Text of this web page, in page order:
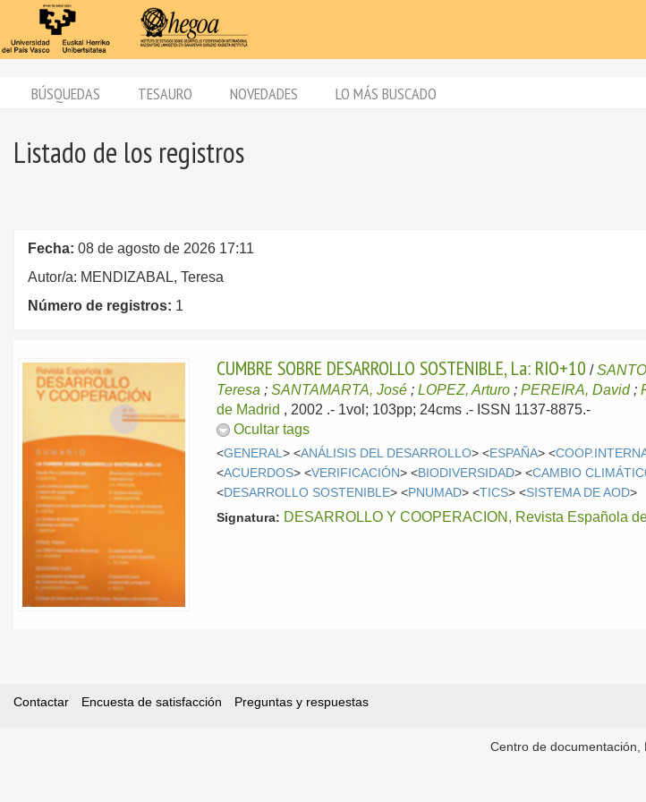
BÚSQUEDAS TESAURO NOVEDADES LO MÁS BUSCADO
Listado de los registros
Fecha: 08 de agosto de 2026 17:11
Autor/a: MENDIZABAL, Teresa
Número de registros: 1
CUMBRE SOBRE DESARROLLO SOSTENIBLE, La: RIO+10 /
Teresa ;SANTAMARTA, José ;LOPEZ, Arturo ;PEREIRA, David;
de Madrid , 2002 .- 1vol; 103pp; 24cms .- ISSN 1137-8875.-
Ocultar tags
<GENERAL> <ANÁLISIS DEL DESARROLLO> <ESPAÑA> <
<ACUERDOS> <VERIFICACIÓN> <BIODIVERSIDAD> <CAMBIO
<DESARROLLO SOSTENIBLE> <PNUMAD> <TICS> <SISTEMA DE AOD>
Signatura: DESARROLLO Y COOPERACION, Revista Española
Contactar Encuesta de satisfacción Preguntas y respuestas
Centro de documentación,